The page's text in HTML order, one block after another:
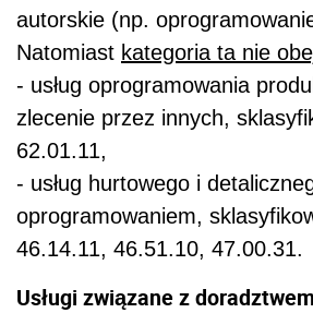
autorskie (np.
Natomiast kategoria ta nie
- usług oprogramowania
zlecenie przez innych,
62.01.11,
- usług hurtowego i
oprogramowaniem,
46.14.11, 46.51.10, 47.00.31.
Usługi związane z